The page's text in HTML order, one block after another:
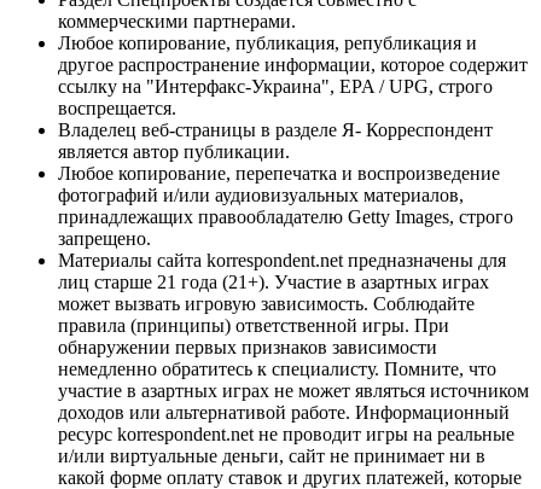
коммерческими партнерами.
Любое копирование, публикация, републикация и
другое распространение информации, которое содержит
ссылку на "Интерфакс-Украина", EPA / UPG, строго
воспрещается.
Владелец веб-страницы в разделе Я- Корреспондент
является автор публикации.
Любое копирование, перепечатка и воспроизведение
фотографий и/или аудиовизуальных материалов,
принадлежащих правообладателю Getty Images, строго
запрещено.
Материалы сайта korrespondent.net предназначены для
лиц старше 21 года (21+). Участие в азартных играх
может вызвать игровую зависимость. Соблюдайте
правила (принципы) ответственной игры. При
обнаружении первых признаков зависимости
немедленно обратитесь к специалисту. Помните, что
участие в азартных играх не может являться источником
доходов или альтернативой работе. Информационный
ресурс korrespondent.net не проводит игры на реальные
и/или виртуальные деньги, сайт не принимает ни в
какой форме оплату ставок и других платежей, которые